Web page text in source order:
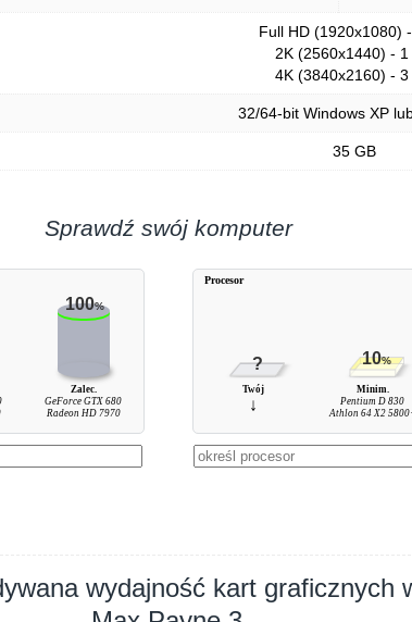
Full HD (1920x1080)
2K (2560x1440) - 1
4K (3840x2160) - 3
32/64-bit Windows XP
35 GB
Sprawdź swój komputer
100%
Zalec.
GeForce GTX 680
Radeon HD 7970
? 10%
Twój
↓
Minim.
Pentium D 830
Athlon 64 X2
Procesor
wydajność kart graficznych